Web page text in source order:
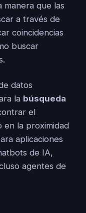
manera que las
a través de
coincidencias
buscar
datos
la búsqueda
el
en la proximidad
aplicaciones
de IA,
agentes de